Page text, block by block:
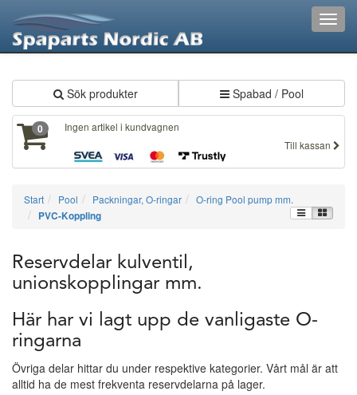
Sök produkter Spabad / Pool
0
Ingen artikel i kundvagnen
Till kassan
Start Pool Packningar, O-ringar
O-ring Pool pump mm.
PVC-Koppling
Reservdelar kulventil,
unionskopplingar mm.
Här har vi lagt upp de vanligaste O-
ringarna
Övriga delar hittar du under respektive kategorier. Vårt mål är att
alltid ha de mest frekventa reservdelarna på lager.